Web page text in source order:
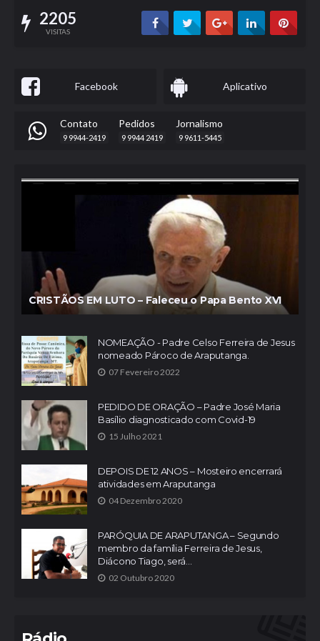
2205
VISITAS
Facebook Aplicativo
Contato
9 9944-2419
Pedidos
9 9944 2419
Jornalismo
9 9611-5445
CRISTÃOS EM LUTO – Faleceu o Papa Bento XVI
NOMEAÇÃO - Padre Celso Ferreira de Jesus
nomeado Pároco de Araputanga.
07 Fevereiro 2022
PEDIDO DE ORAÇÃO – Padre José Maria
Basílio diagnosticado com Covid-19
15 Julho 2021
DEPOIS DE 12 ANOS – Mosteiro encerrará
atividades em Araputanga
04 Dezembro 2020
PARÓQUIA DE ARAPUTANGA – Segundo
membro da família Ferreira de Jesus,
Diácono Tiago, será...
02 Outubro 2020